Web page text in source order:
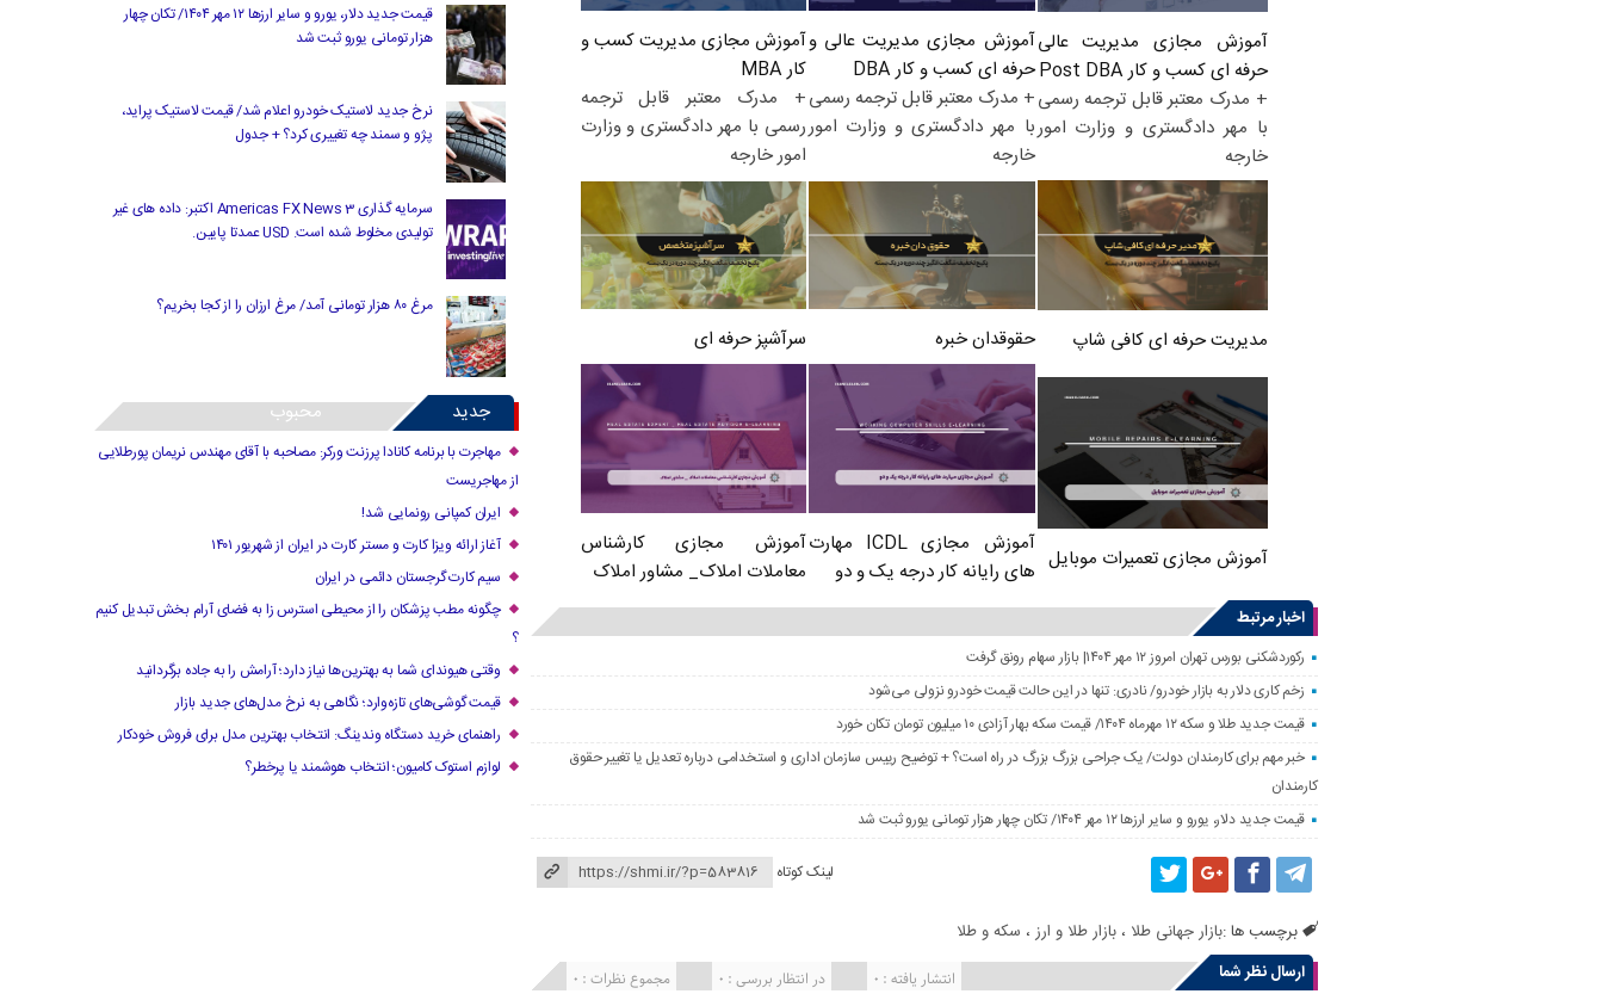
آموزش مجازی مدیریت عالی
حرفه ای کسب و کار Post DBA
+ مدرک معتبر قابل ترجمه رسمی
با مهر دادگستری و وزارت امور
خارجه
آموزش مجازی مدیریت عالی و
حرفه ای کسب و کار DBA
+ مدرک معتبر قابل ترجمه رسمی
با مهر دادگستری و وزارت امور
خارجه
آموزش مجازی مدیریت کسب و
کار MBA
+ مدرک معتبر قابل ترجمه
رسمی با مهر دادگستری و وزارت
امور خارجه
مدیریت حرفه ای کافی شاپ حقوقدان خبره سرآشپز حرفه ای
آموزش مجازی تعمیرات موبایل
آموزش مجازی ICDL مهارت
های رایانه کار درجه یک و دو
آموزش مجازی کارشناس
معاملات املاک_ مشاور املاک
اخبار مرتبط
رکوردشکنی بورس تهران امروز ۱۲ مهر ۱۴۰۴| بازار سهام رونق گرفت
زخم کاری دلار به بازار خودرو/ نادری: تنها در این حالت قیمت خودرو نزولی می‌شود
قیمت جدید طلا و سکه ۱۲ مهرماه ۱۴۰۴/ قیمت سکه بهار آزادی ۱۰ میلیون تومان تکان خورد
خبر مهم برای کارمندان دولت/ یک جراحی بزرگ بزرگ در راه است؟ + توضیح رییس سازمان اداری و استخدامی درباره تعدیل یا تغییر حقوق
کارمندان
قیمت جدید دلار، یورو و سایر ارزها ۱۲ مهر ۱۴۰۴/ تکان چهار هزار تومانی یورو ثبت شد
لینک کوتاه
برچسب ها :بازار جهانی طلا ،بازار طلا و ارز ، سکه و طلا
ارسال نظر شما
مجموع نظرات : 0 در انتظار بررسی : 0 انتشار یافته : 0
قیمت جدید دلار، یورو و سایر ارزها ۱۲ مهر ۱۴۰۴/ تکان چهار
هزار تومانی یورو ثبت شد
نرخ جدید لاستیک خودرو اعلام شد/ قیمت لاستیک پراید،
پژو و سمند چه تغییری کرد؟ + جدول
سرمایه گذاری Americas FX News 3 اکتبر: داده های غیر
تولیدی مخلوط شده است. USD عمدتا پایین.
مرغ ۸۰ هزار تومانی آمد/ مرغ ارزان را از کجا بخریم؟
جدید محبوب
مهاجرت با برنامه کانادا پرزنت ورکر: مصاحبه با آقای مهندس نریمان پورطلایی
از مهاجریست
ایران کمپانی رونمایی شد!
آغاز ارائه ویزا کارت و مستر کارت در ایران از شهریور ۱۴۰۱
سیم کارت گرجستان دائمی در ایران
چگونه مطب پزشکان را از محیطی استرس زا به فضای آرام بخش تبدیل کنیم
؟
وقتی هیوندای شما به بهترین‌ها نیاز دارد؛ آرامش را به جاده برگردانید
قیمت گوشی‌های تازه‌وارد؛ نگاهی به نرخ مدل‌های جدید بازار
راهنمای خرید دستگاه وندینگ: انتخاب بهترین مدل برای فروش خودکار
لوازم استوک کامیون؛ انتخاب هوشمند یا پرخطر؟